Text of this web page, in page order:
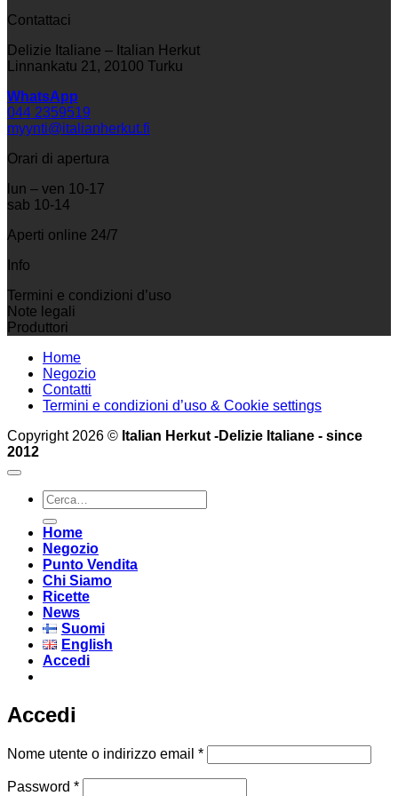
Contattaci
Delizie Italiane – Italian Herkut
Linnankatu 21, 20100 Turku
WhatsApp
044 2359519
myynti@italianherkut.fi
Orari di apertura
lun – ven 10-17
sab 10-14
Aperti online 24/7
Info
Termini e condizioni d’uso
Note legali
Produttori
Home
Negozio
Contatti
Termini e condizioni d’uso & Cookie settings
Copyright 2026 © Italian Herkut -Delizie Italiane - since
2012
Cerca:
Home
Negozio
Punto Vendita
Chi Siamo
Ricette
News
Suomi
English
Accedi
Accedi
Nome utente o indirizzo email *Richiesto
Password *Richiesto